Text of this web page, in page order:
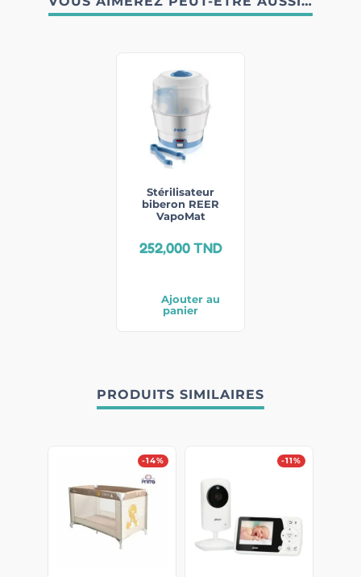
Stérilisateur
biberon REER
VapoMat
252,000TND
Ajouter au
panier
PRODUITS SIMILAIRES
-14% -11%